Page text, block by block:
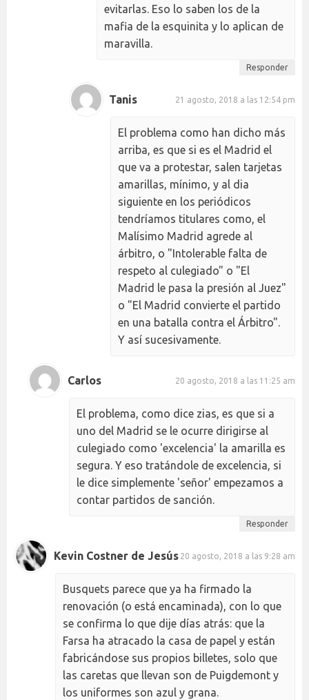
evitarlas. Eso lo saben los de la
mafia de la esquinita y lo aplican de
maravilla.
Responder
Tanis 21 agosto, 2018 a las 12:54 pm
El problema como han dicho más
arriba, es que si es el Madrid el
que va a protestar, salen tarjetas
amarillas, mínimo, y al dia
siguiente en los periódicos
tendríamos titulares como, el
Malísimo Madrid agrede al
árbitro, o "Intolerable falta de
respeto al culegiado" o "El
Madrid le pasa la presión al Juez"
o "El Madrid convierte el partido
en una batalla contra el Árbitro".
Y así sucesivamente.
Carlos 20 agosto, 2018 a las 11:25 am
El problema, como dice zias, es que si a
uno del Madrid se le ocurre dirigirse al
culegiado como 'excelencia' la amarilla es
segura. Y eso tratándole de excelencia, si
le dice simplemente 'señor' empezamos a
contar partidos de sanción.
Responder
Kevin Costner de Jesús 20 agosto, 2018 a las 9:28 am
Busquets parece que ya ha firmado la
renovación (o está encaminada), con lo que
se confirma lo que dije días atrás: que la
Farsa ha atracado la casa de papel y están
fabricándose sus propios billetes, solo que
las caretas que llevan son de Puigdemont y
los uniformes son azul y grana.